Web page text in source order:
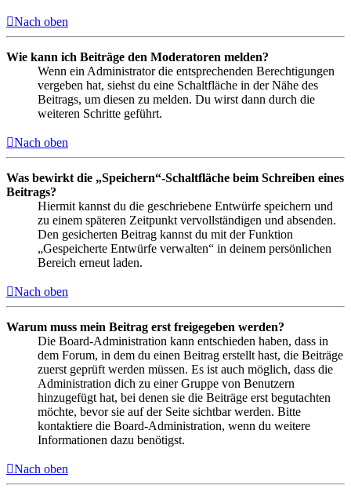
Nach oben
Wie kann ich Beiträge den Moderatoren melden?
Wenn ein Administrator die entsprechenden Berechtigungen
vergeben hat, siehst du eine Schaltfläche in der Nähe des
Beitrags, um diesen zu melden. Du wirst dann durch die
weiteren Schritte geführt.
Nach oben
Was bewirkt die „Speichern“-Schaltfläche beim Schreiben eines
Beitrags?
Hiermit kannst du die geschriebene Entwürfe speichern und
zu einem späteren Zeitpunkt vervollständigen und absenden.
Den gesicherten Beitrag kannst du mit der Funktion
„Gespeicherte Entwürfe verwalten“ in deinem persönlichen
Bereich erneut laden.
Nach oben
Warum muss mein Beitrag erst freigegeben werden?
Die Board-Administration kann entschieden haben, dass in
dem Forum, in dem du einen Beitrag erstellt hast, die Beiträge
zuerst geprüft werden müssen. Es ist auch möglich, dass die
Administration dich zu einer Gruppe von Benutzern
hinzugefügt hat, bei denen sie die Beiträge erst begutachten
möchte, bevor sie auf der Seite sichtbar werden. Bitte
kontaktiere die Board-Administration, wenn du weitere
Informationen dazu benötigst.
Nach oben